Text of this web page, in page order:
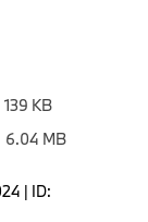
139 KB
6.04 MB
| ID: